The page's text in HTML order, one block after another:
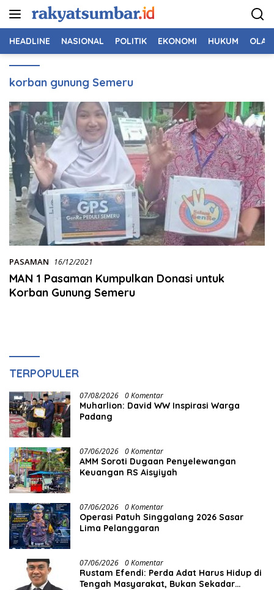
HEADLINE NASIONAL POLITIK EKONOMI HUKUM
korban gunung Semeru
PASAMAN 16/12/2021
MAN 1 Pasaman Kumpulkan Donasi untuk
Korban Gunung Semeru
TERPOPULER
07/08/2026 0 Komentar
Muharlion: David WW Inspirasi Warga
Padang
07/06/2026 0 Komentar
AMM Soroti Dugaan Penyelewangan
Keuangan RS Aisyiyah
07/06/2026 0 Komentar
Operasi Patuh Singgalang 2026 Sasar
Lima Pelanggaran
07/06/2026 0 Komentar
Rustam Efendi: Perda Adat Harus Hidup di
Tengah Masyarakat, Bukan Sekadar